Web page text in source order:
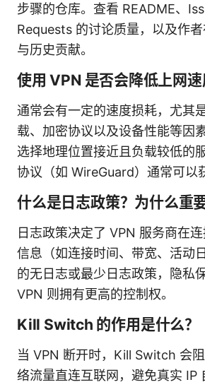
步骤的仓库。查看 README、
Requests 的讨论质量，以及作
与历史贡献。
使用 VPN 是否会降低上网速
通常会有一定的速度损耗，尤其
载、加密协议以及设备性能等因
选择地理位置接近且负载较低的
协议（如 WireGuard）通常可以
什么是日志政策？为什么重要
日志政策决定了 VPN 服务商在
信息（如连接时间、带宽、活动
的无日志或最少日志政策，隐私
VPN 则拥有更高的控制权。
Kill Switch 的作用是什么？
当 VPN 断开时，Kill Switch 会
络流量直连互联网，避免真实 IP